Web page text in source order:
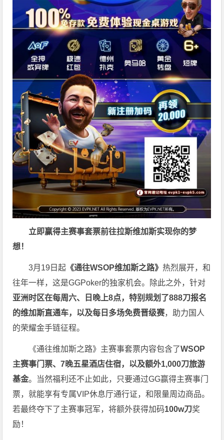
立即赢得主赛事套票前往拉斯维加斯实现你的梦
想！
3月19日起 《通往WSOP维加斯之路》 热烈展开，和
往年一样，这是GGPoker的独家机会。除此之外，针对
亚洲时区在每周六、日晚上8点，特别规划了888刀报名
的维加斯直通车，以及每日多场免费晋级赛，助力国人
的荣耀金手链征程。
《通往维加斯之路》主赛事套票内容包含了WSOP
主赛事门票、7晚五星酒店住宿，以及额外1,000刀旅游
基金。当然福利还不止如此，只要通过GG赢得主赛事门
票，就能享有专属VIP休息厅通行证，和限量周边商品。
若最终夺下了主赛事冠军，将额外获得加码100w刀奖
励！